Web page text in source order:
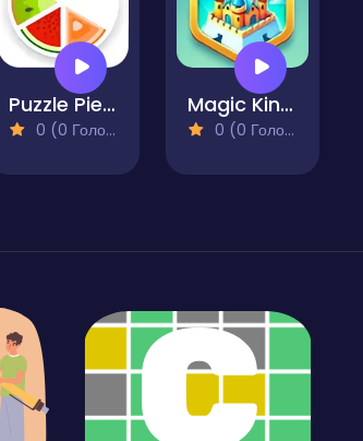
Puzzle Pieces
0 (0 Голосів)
Magic Kingdom. Hex Match
0 (0 Голосів)